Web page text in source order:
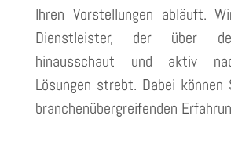
Ihren Vorstellungen abläuft.
Dienstleister, der über
hinausschaut und aktiv
Lösungen strebt. Dabei können
branchenübergreifenden